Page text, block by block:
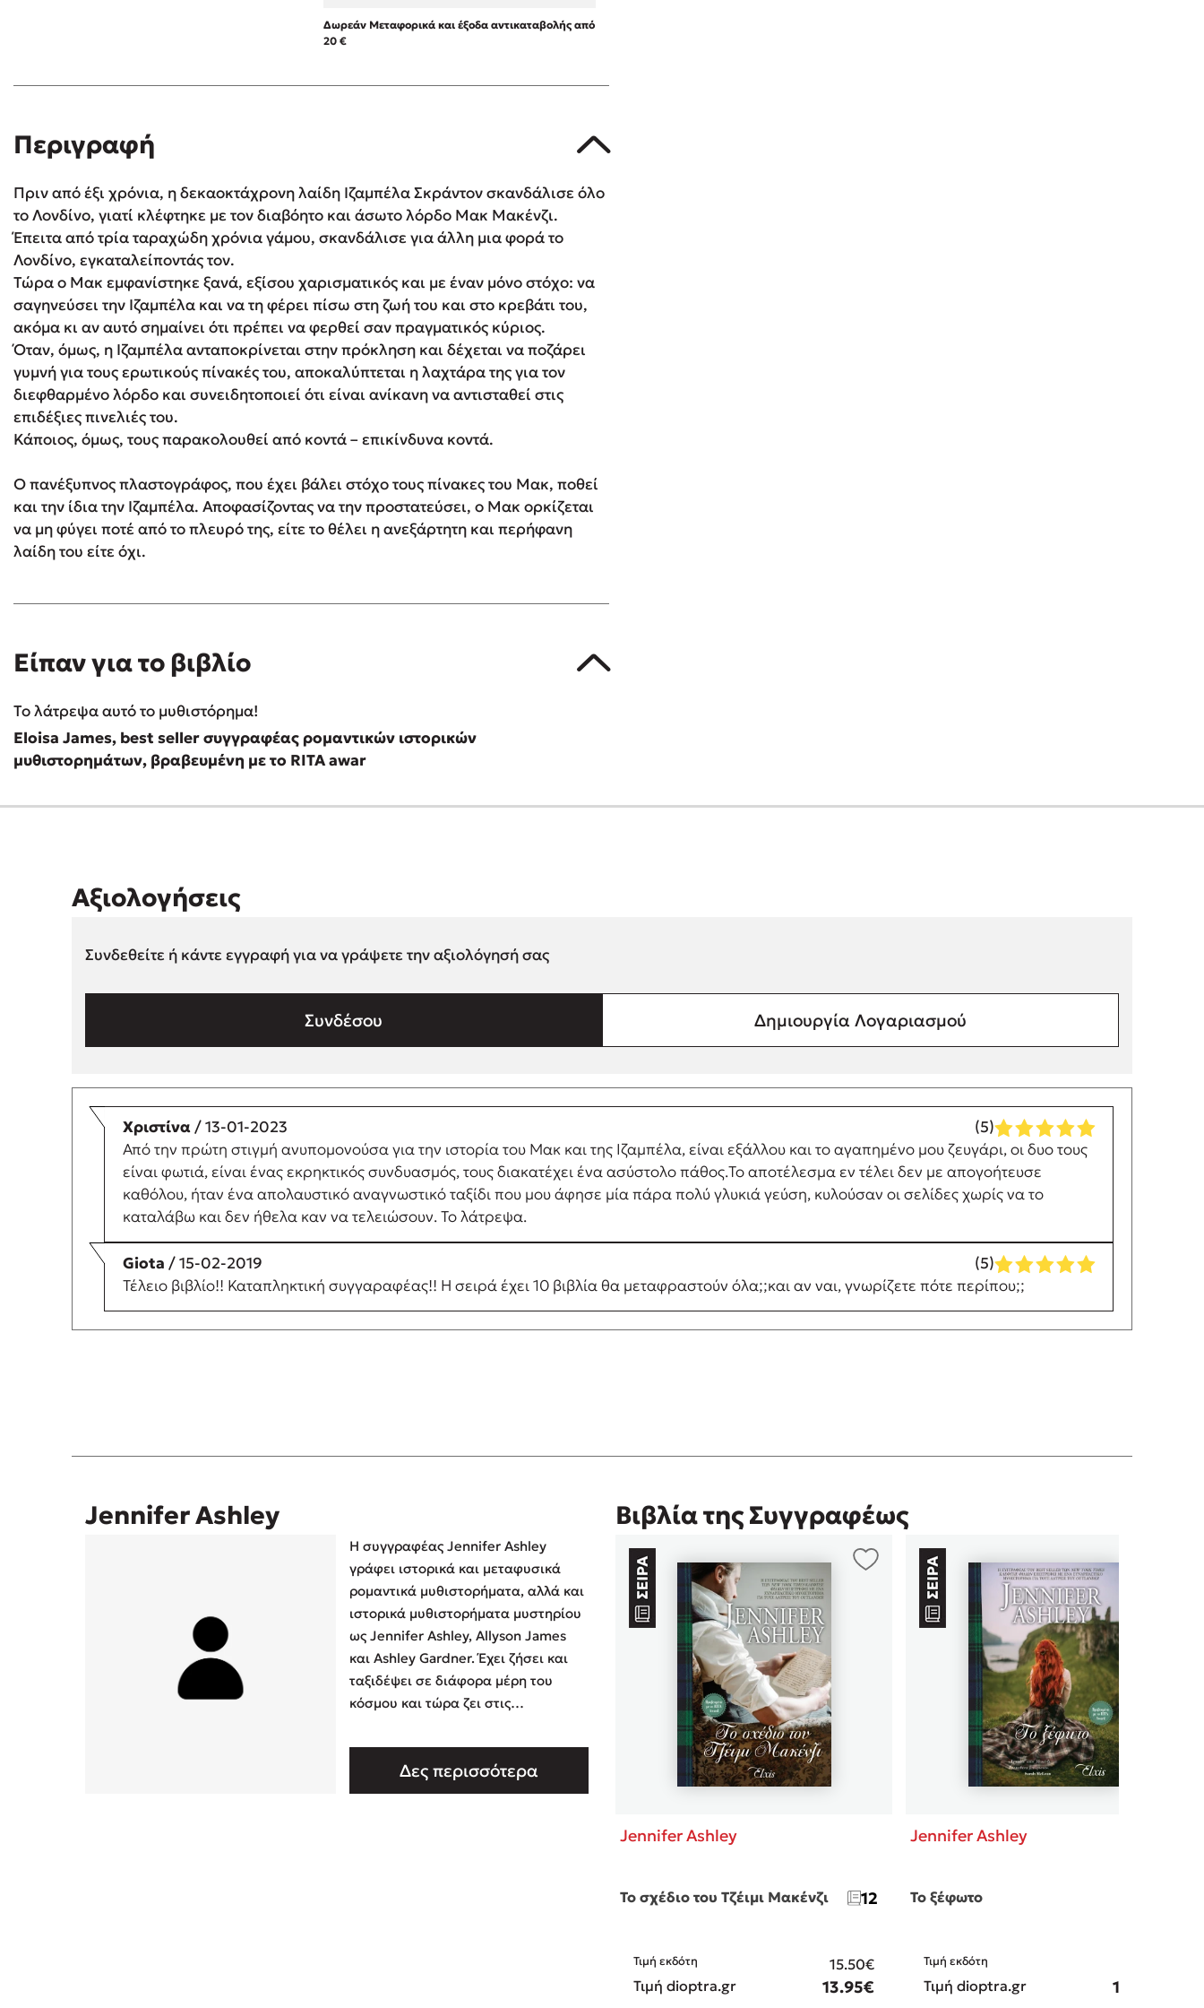
Η μέθοδος Αφήστε τους
Δωρεάν Μεταφορικά και έξοδα αντικαταβολής από
20 €
Περιγραφή
Πριν από έξι χρόνια, η δεκαοκτάχρονη λαίδη Ιζαμπέλα Σκράντον σκανδάλισε όλο
το Λονδίνο, γιατί κλέφτηκε με τον διαβόητο και άσωτο λόρδο Μακ Μακένζι.
Έπειτα από τρία ταραχώδη χρόνια γάμου, σκανδάλισε για άλλη μια φορά το
Λονδίνο, εγκαταλείποντάς τον.
Τώρα ο Μακ εμφανίστηκε ξανά, εξίσου χαρισματικός και με έναν μόνο στόχο: να
σαγηνεύσει την Ιζαμπέλα και να τη φέρει πίσω στη ζωή του και στο κρεβάτι του,
ακόμα κι αν αυτό σημαίνει ότι πρέπει να φερθεί σαν πραγματικός κύριος.
Όταν, όμως, η Ιζαμπέλα ανταποκρίνεται στην πρόκληση και δέχεται να ποζάρει
γυμνή για τους ερωτικούς πίνακές του, αποκαλύπτεται η λαχτάρα της για τον
διεφθαρμένο λόρδο και συνειδητοποιεί ότι είναι ανίκανη να αντισταθεί στις
επιδέξιες πινελιές του.
Κάποιος, όμως, τους παρακολουθεί από κοντά – επικίνδυνα κοντά.
Ο πανέξυπνος πλαστογράφος, που έχει βάλει στόχο τους πίνακες του Μακ, ποθεί
και την ίδια την Ιζαμπέλα. Αποφασίζοντας να την προστατεύσει, ο Μακ ορκίζεται
να μη φύγει ποτέ από το πλευρό της, είτε το θέλει η ανεξάρτητη και περήφανη
λαίδη του είτε όχι.
Είπαν για το βιβλίο
Το λάτρεψα αυτό το μυθιστόρημα!
Eloisa James, best seller συγγραφέας ρομαντικών ιστορικών
μυθιστορημάτων, βραβευμένη με το RITA awar
Αξιολογήσεις
Συνδεθείτε ή κάντε εγγραφή για να γράψετε την αξιολόγησή σας
Συνδέσου Δημιουργία Λογαριασμού
Χριστίνα/ 13-01-2023
(5)
Από την πρώτη στιγμή ανυπομονούσα για την ιστορία του Μακ και της Ιζαμπέλα, είναι εξάλλου και το αγαπημένο μου ζευγάρι, οι δυο τους
είναι φωτιά, είναι ένας εκρηκτικός συνδυασμός, τους διακατέχει ένα ασύστολο πάθος.Το αποτέλεσμα εν τέλει δεν με απογοήτευσε
καθόλου, ήταν ένα απολαυστικό αναγνωστικό ταξίδι που μου άφησε μία πάρα πολύ γλυκιά γεύση, κυλούσαν οι σελίδες χωρίς να το
καταλάβω και δεν ήθελα καν να τελειώσουν. Το λάτρεψα.
Giota / 15-02-2019
(5)
Τέλειο βιβλίο!! Καταπληκτική συγγαραφέας!! Η σειρά έχει 10 βιβλία θα μεταφραστούν όλα;;και αν ναι, γνωρίζετε πότε περίπου;;
Jennifer Ashley
Η συγγραφέας Jennifer Ashley
γράφει ιστορικά και μεταφυσικά
ρομαντικά μυθιστορήματα, αλλά και
ιστορικά μυθιστορήματα μυστηρίου
ως Jennifer Ashley, Allyson James
και Ashley Gardner. Έχει ζήσει και
ταξιδέψει σε διάφορα μέρη του
κόσμου και τώρα ζει στις
συγγράψει εκατό και πλέον βιβλία,
τα οποία έχουν μεταφραστεί σε
διάφορες γλώσσες, και έχει τιμηθεί
Δες περισσότερα
Βιβλία της Συγγραφέως
Jennifer Ashley
Το σχέδιο του Τζέιμι Μακένζι 12
Τιμή εκδότη
15.50€
Τιμή dioptra.gr
13.95€
Jennifer Ashley
Το ξέφωτο
Τιμή εκδότη
Τιμή dioptra.gr
13.95€